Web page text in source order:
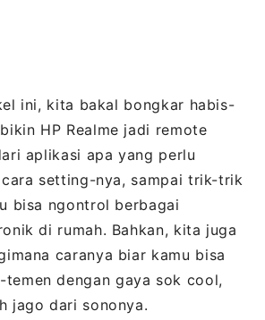
ini, kita bakal bongkar habis-
HP Realme jadi remote
aplikasi apa yang perlu
setting-nya, sampai trik-trik
bisa ngontrol berbagai
di rumah. Bahkan, kita juga
caranya biar kamu bisa
temen dengan gaya sok cool,
jago dari sononya.